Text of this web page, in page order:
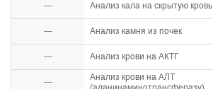
— Анализ кала на скрытую кровь
— Анализ камня из почек
— Анализ крови на АКТГ
—
Анализ крови на АЛТ